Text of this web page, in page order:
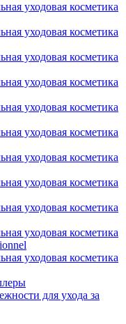
уходовая косметика
уходовая косметика
уходовая косметика
уходовая косметика
уходовая косметика
уходовая косметика
уходовая косметика
уходовая косметика
уходовая косметика
уходовая косметика
уходовая косметика
для ухода за